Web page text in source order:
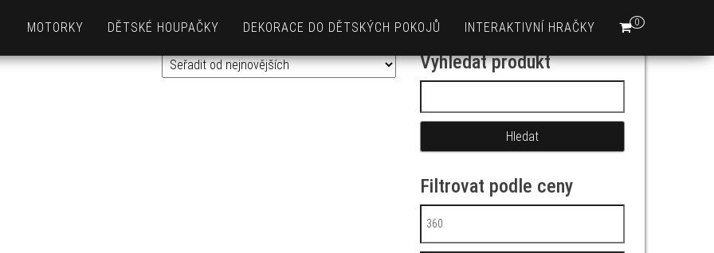
0
MOTORKY DĚTSKÉ HOUPAČKY DEKORACE DO DĚTSKÝCH POKOJŮ INTERAKTIVNÍ HRAČKY
Vyhledat produkt
Filtrovat podle ceny
Minimální cena